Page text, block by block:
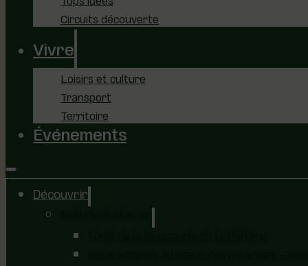
Circuits découverte
Vivre
Loisirs et culture
Transport
Territoire
Événements
Découvrir